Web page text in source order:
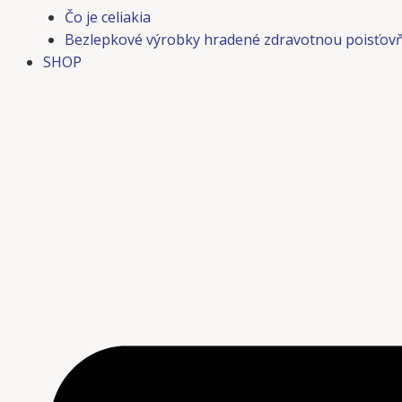
Čo je celiakia
Bezlepkové výrobky hradené zdravotnou
SHOP